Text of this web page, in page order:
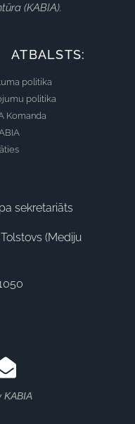
(KABIA).
ATBALSTS:
politika
politika
Komanda
sekretariāts
(Mediju